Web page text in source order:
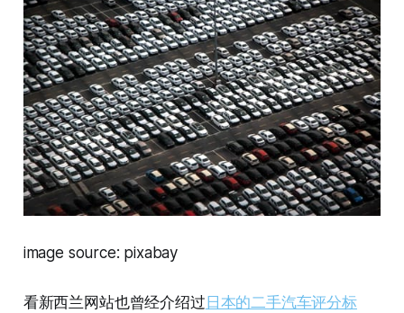
image source: pixabay
看新西兰网站也曾经介绍过 日本的二手汽车评分标